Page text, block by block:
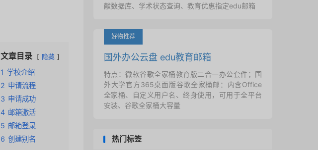
文章目录 隐藏
1 学校介绍
2 申请流程
3 申请成功
4 邮箱激活
5 邮箱登录
6 创建别名
献数据库、学术状态查询、教育优惠指定edu邮箱
好物推荐
国外办公云盘 edu教育邮箱
特点：微软谷歌全家桶教育版二合一办公套件；国
外大学官方365桌面版谷歌全家桶邮：内含Office
全家桶、自定义用户名、终身使用，可用于全平台
安装、谷歌全家桶大容量
热门标签